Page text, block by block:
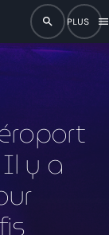
search
menu
close
y a